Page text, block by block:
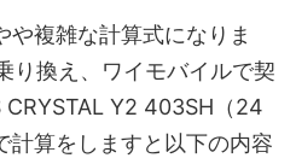
複雑な計算式になりま
り換え、ワイモバイルで契
CRYSTAL Y2 403SH（24
計算をしますと以下の内容